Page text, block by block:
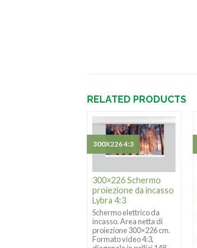
RELATED PRODUCTS
300×226 Schermo
proiezione da incasso
Lybra 4:3
Schermo elettrico da
incasso. Area netta di
proiezione 300×226 cm.
Formato video 4:3,
300X226 4:3